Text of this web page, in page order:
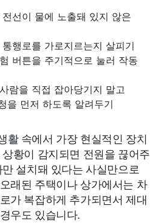
선이 물에 노출돼 있지 않은
행로를 가로지르는지 살피기
버튼을 주기적으로 눌러 작동
람을 직접 잡아당기지 말고
을 먼저 하도록 알려두기
활 속에서 가장 현실적인 장치
황이 감지되면 전원을 끊어주
설치돼 있다는 사실만으로
래된 주택이나 상가에서는 차
가 복잡하게 추가되면서 제대
우도 있습니다.